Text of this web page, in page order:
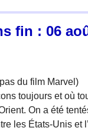
fin : 06
du film Marvel)
toujours et où
On a été
les États-Unis et